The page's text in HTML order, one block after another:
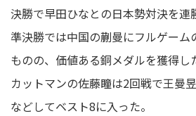
決勝で早田ひなとの日本勢対決を連
準決勝では中国の蒯曼にフルゲーム
ものの、価値ある銅メダルを獲得し
カットマンの佐藤瞳は2回戦で王曼
などしてベスト8に入った。